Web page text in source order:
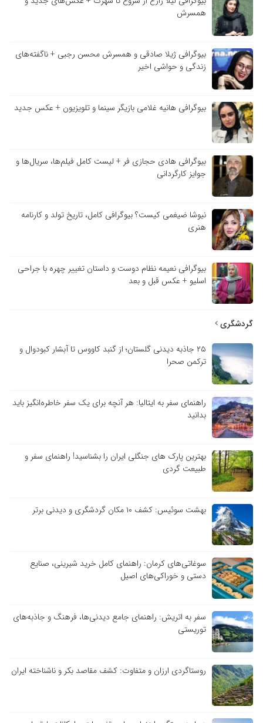
همسرش
بیوگرافی ژیلا صادقی و همسرش محسن رجبی + ناگفته‌های
زندگی و حواشی اخیر
بیوگرافی هانیه غلامی بازیگر سینما و تلویزیون + عکس جدید
بیوگرافی هادی حجازی فر + لیست کامل فیلم‌ها، سریال‌ها و
جوایز کارگردانی
نیوشا ضیغمی کیست؟ بیوگرافی کامل، تاریخ تولد و کارنامه
هنری
بیوگرافی نعیمه نظام دوست و داستان تغییر چهره با جراحی
اسلیو + عکس قبل و بعد
گردشگری
۲۵ جاذبه دیدنی گلستان؛ از گنبد کاووس تا آبشار کبودوال و
ترکمن صحرا
راهنمای سفر به ایتالیا: هر آنچه برای یک سفر خاطره‌انگیز باید
بدانید
بهترین پارک های جنگلی ایران را بشناسید! راهنمای سفر و
طبیعت گردی
بهشت سوئیس: کشف ۱۰ مکان گردشگری و دیدنی برتر
سوغاتی‌های کرمان: راهنمای کامل خرید شیرینی، صنایع
دستی و خوراکی‌های اصیل
سفر به اتریش: راهنمای جامع دیدنی‌ها، فرهنگ و جاذبه‌های
توریستی
روستاگردی ارزان و متفاوت: کشف مقاصد بکر و ناشناخته ایران